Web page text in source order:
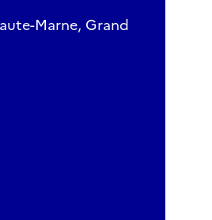
Marne, Grand